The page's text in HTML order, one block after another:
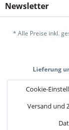
Newsletter
* Alle Preise inkl.
Lieferung
Cookie-
Versand und